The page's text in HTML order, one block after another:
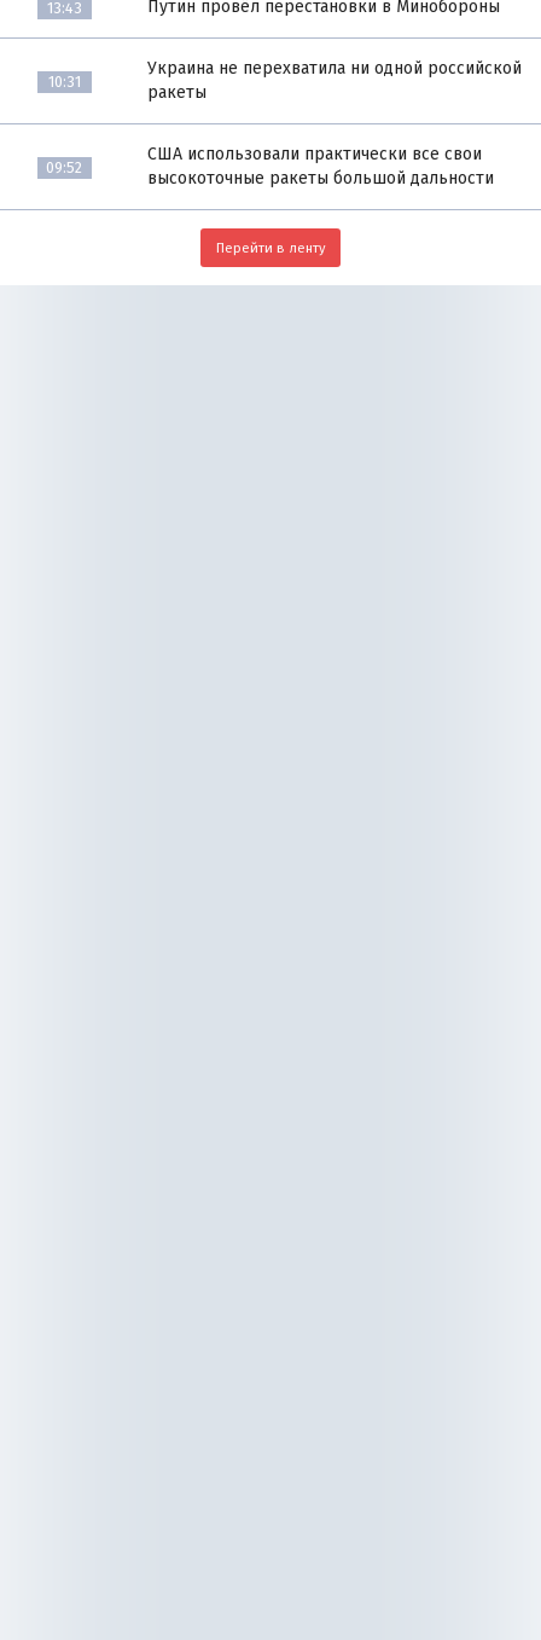
13:43 Путин провёл перестановки в Минобороны
10:31
Украина не перехватила ни одной российской
ракеты
09:52
США использовали практически все свои
высокоточные ракеты большой дальности
Перейти в ленту